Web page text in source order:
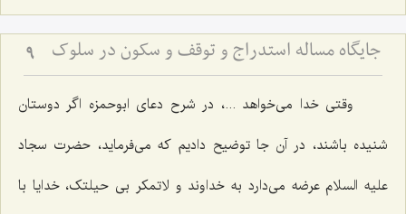
جایگاه مساله استدراج و توقف و سکون در سلوک 9
وقتی خدا می‌خواهد ...، در شرح دعای ابوحمزه اگر دوستان
شنیده باشند، در آن جا توضیح دادیم که می‌فرماید، حضرت سجاد
علیه السلام عرضه می‌دارد به خداوند و لاتمکر بی حیلتک، خدایا با